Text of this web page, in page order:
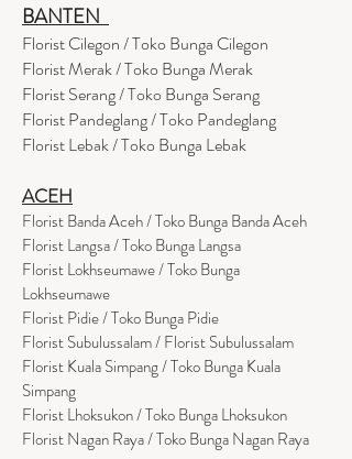
BANTEN
Florist Cilegon / Toko Bunga Cilegon
Florist Merak / Toko Bunga Merak
Florist Serang / Toko Bunga Serang
Florist Pandeglang / Toko Pandeglang
Florist Lebak / Toko Bunga Lebak
ACEH
Florist Banda Aceh / Toko Bunga Banda Aceh
Florist Langsa / Toko Bunga Langsa
Florist Lokhseumawe / Toko Bunga
Lokhseumawe
Florist Pidie / Toko Bunga Pidie
Florist Subulussalam / Florist Subulussalam
Florist Kuala Simpang / Toko Bunga Kuala
Simpang
Florist Lhoksukon / Toko Bunga Lhoksukon
Florist Nagan Raya / Toko Bunga Nagan Raya